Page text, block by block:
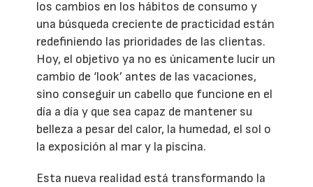
los cambios en los hábitos de consumo y
una búsqueda creciente de practicidad están
redefiniendo las prioridades de las clientas.
Hoy, el objetivo ya no es únicamente lucir un
cambio de ‘look’ antes de las vacaciones,
sino conseguir un cabello que funcione en el
día a día y que sea capaz de mantener su
belleza a pesar del calor, la humedad, el sol o
la exposición al mar y la piscina.
Esta nueva realidad está transformando la